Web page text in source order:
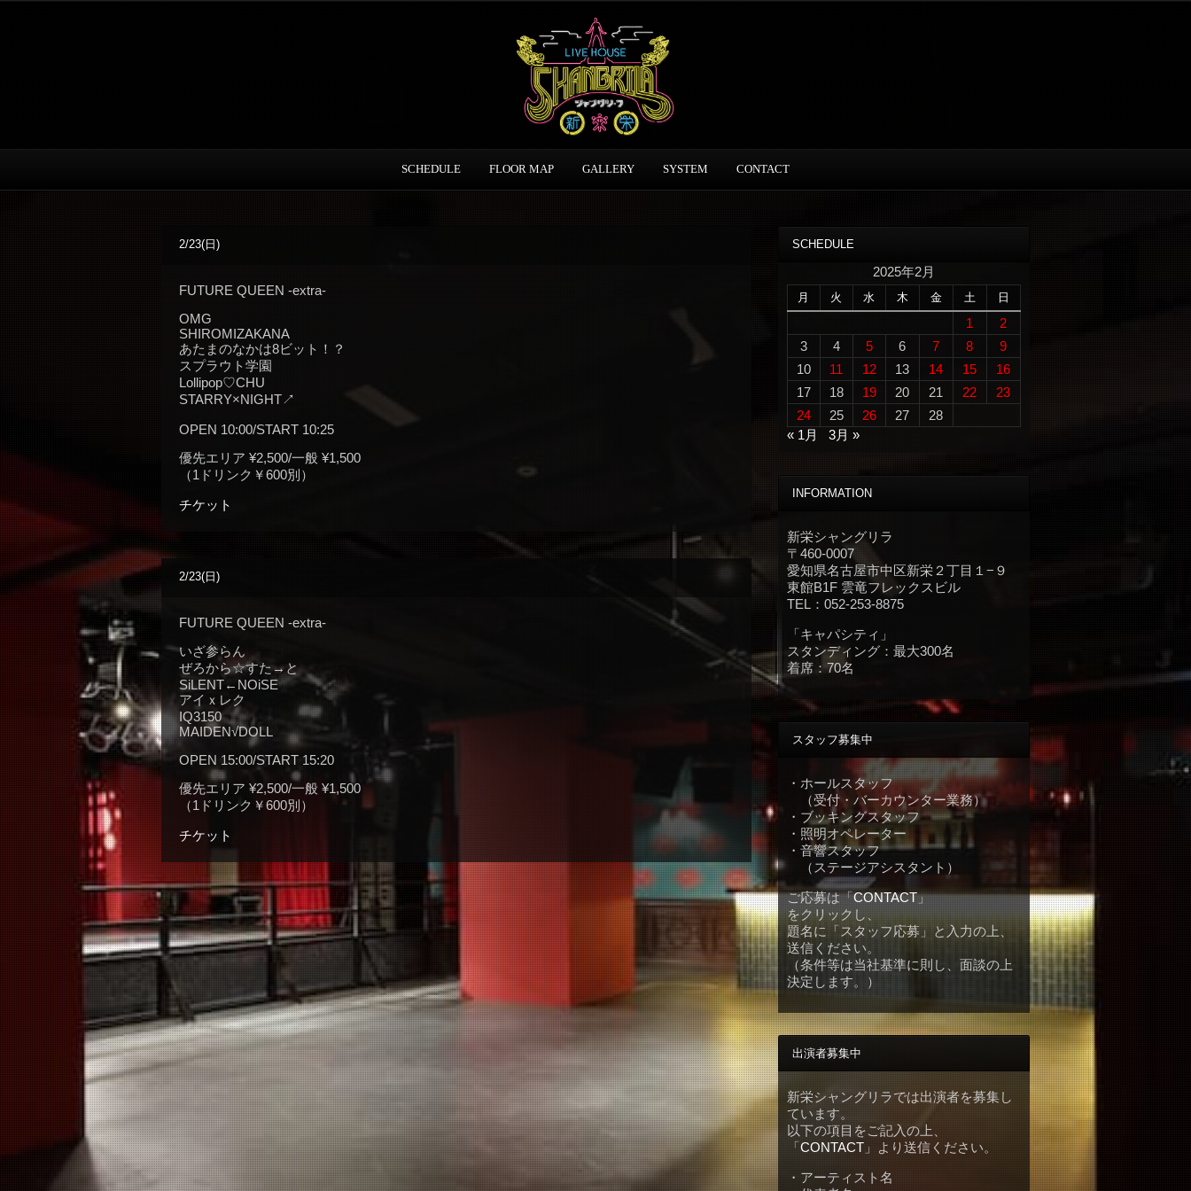
SCHEDULE FLOOR MAP GALLERY SYSTEM CONTACT
2/23(日)
FUTURE QUEEN -extra-
OMG
SHIROMIZAKANA
あたまのなかは8ビット！？
スプラウト学園
Lollipop♡CHU
STARRY×NIGHT↗︎
OPEN 10:00/START 10:25
優先エリア ¥2,500/一般 ¥1,500
（1ドリンク￥600別）
チケット
2/23(日)
FUTURE QUEEN -extra-
いざ参らん
ぜろから☆すた→と
SiLENT←NOiSE
アイｘレク
IQ3150
MAIDEN√DOLL
OPEN 15:00/START 15:20
優先エリア ¥2,500/一般 ¥1,500
（1ドリンク￥600別）
チケット
SCHEDULE
2025年2月
月 火 水 木 金 土 日
1
2
3
4 5 6 7 8
9
10
11 12 13 14 15
16
17
18 19 20 21 22
23
24
25 26 27
28
« 1月
3月 »
INFORMATION
新栄シャングリラ
〒460-0007
愛知県名古屋市中区新栄２丁目１−９
東館B1F 雲竜フレックスビル
TEL：052-253-8875
「キャパシティ」
スタンディング：最大300名
着席：70名
スタッフ募集中
・ホールスタッフ
（受付・バーカウンター業務）
・ブッキングスタッフ
・照明オペレーター
・音響スタッフ
（ステージアシスタント）
ご応募は「CONTACT」
をクリックし、
題名に「スタッフ応募」と入力の上、
送信ください。
（条件等は当社基準に則し、面談の上
決定します。）
出演者募集中
新栄シャングリラでは出演者を募集し
ています。
以下の項目をご記入の上、
「CONTACT」より送信ください。
・アーティスト名